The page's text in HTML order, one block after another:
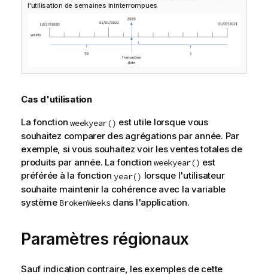
l'utilisation de semaines ininterrompues
Cas d'utilisation
La fonction weekyear() est utile lorsque vous
souhaitez comparer des agrégations par année. Par
exemple, si vous souhaitez voir les ventes totales de
produits par année. La fonction weekyear() est
préférée à la fonctionyear() lorsque l'utilisateur
souhaite maintenir la cohérence avec la variable
système BrokenWeeksdans l'application.
Paramètres régionaux
Sauf indication contraire, les exemples de cette